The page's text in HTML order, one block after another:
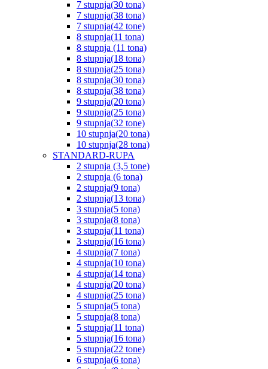
7 stupnja(30 tona)
7 stupnja(38 tona)
7 stupnja(42 tone)
8 stupnja(11 tona)
8 stupnja (11 tona)
8 stupnja(18 tona)
8 stupnja(25 tona)
8 stupnja(30 tona)
8 stupnja(38 tona)
9 stupnja(20 tona)
9 stupnja(25 tona)
9 stupnja(32 tone)
10 stupnja(20 tona)
10 stupnja(28 tona)
STANDARD-RUPA
2 stupnja (3,5 tone)
2 stupnja (6 tona)
2 stupnja(9 tona)
2 stupnja(13 tona)
3 stupnja(5 tona)
3 stupnja(8 tona)
3 stupnja(11 tona)
3 stupnja(16 tona)
4 stupnja(7 tona)
4 stupnja(10 tona)
4 stupnja(14 tona)
4 stupnja(20 tona)
4 stupnja(25 tona)
5 stupnja(5 tona)
5 stupnja(8 tona)
5 stupnja(11 tona)
5 stupnja(16 tona)
5 stupnja(22 tone)
6 stupnja(6 tona)